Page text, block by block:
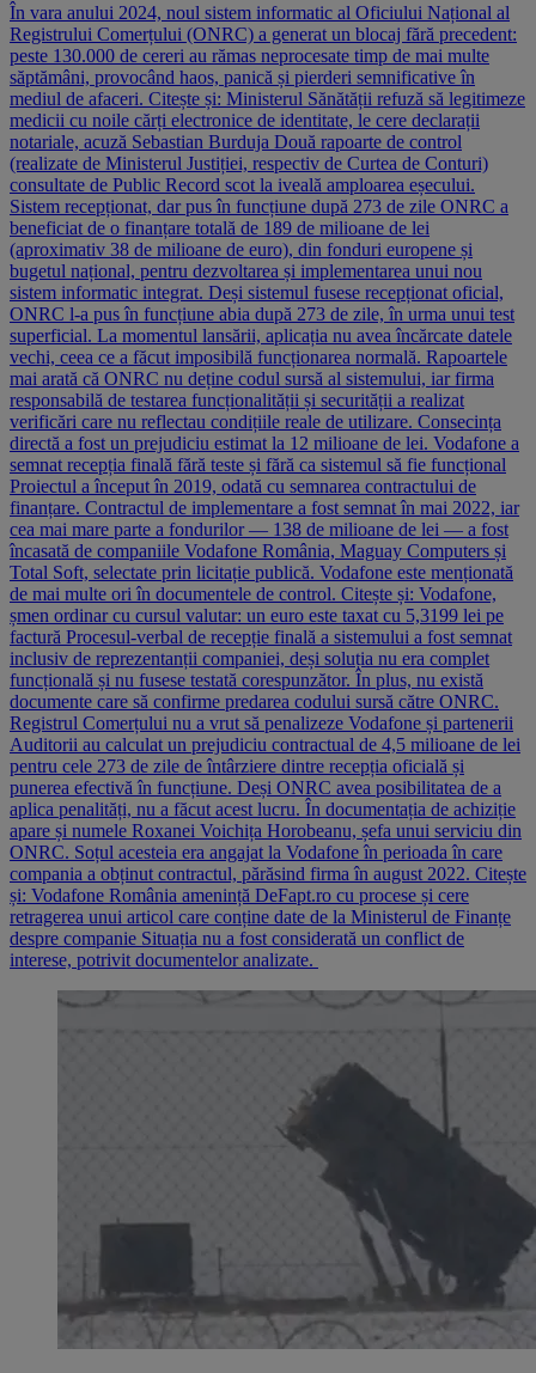
În vara anului 2024, noul sistem informatic al Oficiului Național al
Registrului Comerțului (ONRC) a generat un blocaj fără precedent:
peste 130.000 de cereri au rămas neprocesate timp de mai multe
săptămâni, provocând haos, panică și pierderi semnificative în
mediul de afaceri. Citește și: Ministerul Sănătății refuză să legitimeze
medicii cu noile cărți electronice de identitate, le cere declarații
notariale, acuză Sebastian Burduja Două rapoarte de control
(realizate de Ministerul Justiției, respectiv de Curtea de Conturi)
consultate de Public Record scot la iveală amploarea eșecului.
Sistem recepționat, dar pus în funcțiune după 273 de zile ONRC a
beneficiat de o finanțare totală de 189 de milioane de lei
(aproximativ 38 de milioane de euro), din fonduri europene și
bugetul național, pentru dezvoltarea și implementarea unui nou
sistem informatic integrat. Deși sistemul fusese recepționat oficial,
ONRC l-a pus în funcțiune abia după 273 de zile, în urma unui test
superficial. La momentul lansării, aplicația nu avea încărcate datele
vechi, ceea ce a făcut imposibilă funcționarea normală. Rapoartele
mai arată că ONRC nu deține codul sursă al sistemului, iar firma
responsabilă de testarea funcționalității și securității a realizat
verificări care nu reflectau condițiile reale de utilizare. Consecința
directă a fost un prejudiciu estimat la 12 milioane de lei. Vodafone a
semnat recepția finală fără teste și fără ca sistemul să fie funcțional
Proiectul a început în 2019, odată cu semnarea contractului de
finanțare. Contractul de implementare a fost semnat în mai 2022, iar
cea mai mare parte a fondurilor — 138 de milioane de lei — a fost
încasată de companiile Vodafone România, Maguay Computers și
Total Soft, selectate prin licitație publică. Vodafone este menționată
de mai multe ori în documentele de control. Citește și: Vodafone,
șmen ordinar cu cursul valutar: un euro este taxat cu 5,3199 lei pe
factură Procesul-verbal de recepție finală a sistemului a fost semnat
inclusiv de reprezentanții companiei, deși soluția nu era complet
funcțională și nu fusese testată corespunzător. În plus, nu există
documente care să confirme predarea codului sursă către ONRC.
Registrul Comerțului nu a vrut să penalizeze Vodafone și partenerii
Auditorii au calculat un prejudiciu contractual de 4,5 milioane de lei
pentru cele 273 de zile de întârziere dintre recepția oficială și
punerea efectivă în funcțiune. Deși ONRC avea posibilitatea de a
aplica penalități, nu a făcut acest lucru. În documentația de achiziție
apare și numele Roxanei Voichița Horobeanu, șefa unui serviciu din
ONRC. Soțul acesteia era angajat la Vodafone în perioada în care
compania a obținut contractul, părăsind firma în august 2022. Citește
și: Vodafone România amenință DeFapt.ro cu procese și cere
retragerea unui articol care conține date de la Ministerul de Finanțe
despre companie Situația nu a fost considerată un conflict de
interese, potrivit documentelor analizate.